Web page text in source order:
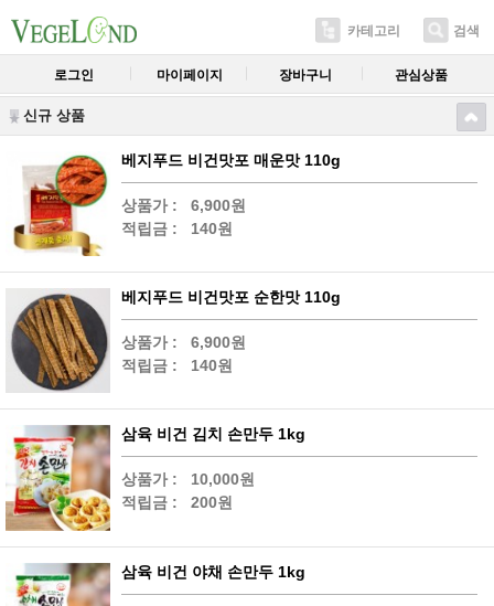
카테고리 검색
로그인 마이페이지 장바구니 관심상품
신규 상품
베지푸드 비건맛포 매운맛 110g
상품가 :
6,900원
적립금 :
140원
베지푸드 비건맛포 순한맛 110g
상품가 :
6,900원
적립금 :
140원
삼육 비건 김치 손만두 1kg
상품가 :
10,000원
적립금 :
200원
삼육 비건 야채 손만두 1kg